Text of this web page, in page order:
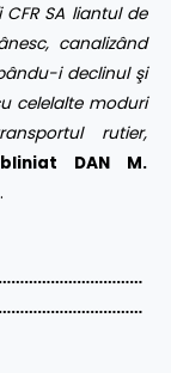
SA liantul de
canalizând
i declinul şi
celelalte moduri
rutier,
DAN M.
.